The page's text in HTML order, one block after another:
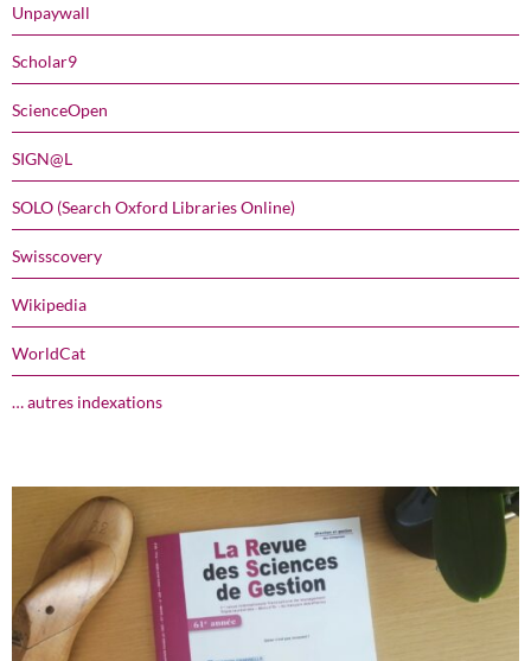
Unpaywall
Scholar9
ScienceOpen
SIGN@L
SOLO (Search Oxford Libraries Online)
Swisscovery
Wikipedia
WorldCat
… autres indexations